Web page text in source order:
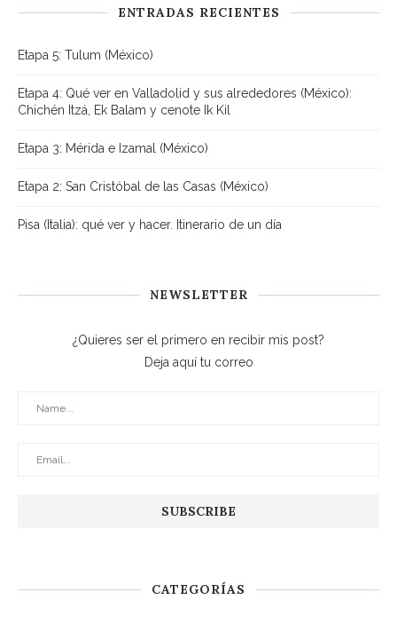
ENTRADAS RECIENTES
Etapa 5: Tulum (México)
Etapa 4: Qué ver en Valladolid y sus alrededores (México):
Chichén Itzá, Ek Balam y cenote Ik Kil
Etapa 3: Mérida e Izamal (México)
Etapa 2: San Cristóbal de las Casas (México)
Pisa (Italia): qué ver y hacer. Itinerario de un día
NEWSLETTER
¿Quieres ser el primero en recibir mis post?
Deja aquí tu correo
CATEGORÍAS